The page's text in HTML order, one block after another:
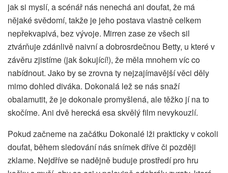
jak si myslí, a scénář nás nenechá ani doufat, že má
nějaké svědomí, takže je jeho postava vlastně celkem
nepřekvapivá, bez vývoje. Mirren zase ze všech sil
ztvárňuje zdánlivě naivní a dobrosrdečnou Betty, u které v
závěru zjistíme (jak šokující!), že měla mnohem víc co
nabídnout. Jako by se zrovna ty nejzajímavější věci děly
mimo dohled diváka. Dokonalá lež se nás snaží
obalamutit, že je dokonale promyšlená, ale těžko jí na to
skočíme. Ani dvě herecká esa skvělý film nevykouzlí.
Pokud začneme na začátku Dokonalé lži prakticky v cokoli
doufat, během sledování nás snímek dříve či později
zklame. Nejdříve se nadějně buduje prostředí pro hru